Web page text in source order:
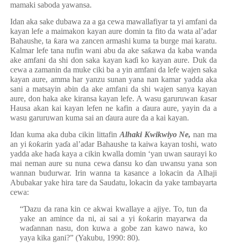
mamaki saboda yawansa.
Idan aka sake dubawa za a ga cewa mawallafiyar ta yi amfani da
kayan lefe a maimakon kayan aure domin ta fito da wata al’adar
Bahaushe, ta ƙara wa zancen armashi kuma ta burge mai karatu.
Kalmar lefe tana nufin wani abu da ake saƙawa da kaba wanda
ake amfani da shi don saka kayan kaɗi ko kayan aure. Duk da
cewa a zamanin da muke ciki ba a yin amfani da lefe wajen saka
kayan aure, amma har yanzu sunan yana nan kamar yadda aka
sani a matsayin abin da ake amfani da shi wajen sanya kayan
aure, don haka ake kiransa kayan lefe. A wasu garuruwan ƙasar
Hausa akan kai kayan lefen ne kafin a ɗaura aure, yayin da a
wasu garuruwan kuma sai an ɗaura aure da a kai kayan.
Idan kuma aka duba cikin littafin Alhaki Kwikwiyo Ne, nan ma
an yi ƙoƙarin yaɗa al’adar Bahaushe ta kaiwa kayan toshi, wato
yadda ake haɗa kaya a cikin kwalla domin ‘yan uwan saurayi ko
mai neman aure su nuna cewaɗansu koɗan uwansu yana son
wannan budurwar. Irin wanna ta kasance a lokacin da Alhaji
Abubakar yake hira tare da Saudatu, lokacin da yake tambayarta
cewa:
“Ɗazu da rana kin ce akwai kwallaye a ajiye. To, tun da
yake an amince da ni, ai sai a yi ƙoƙarin mayarwa da
waɗannan nasu, don kuwa a gobe zan kawo nawa, ko
yaya kika gani?” (Yakubu, 1990: 80).